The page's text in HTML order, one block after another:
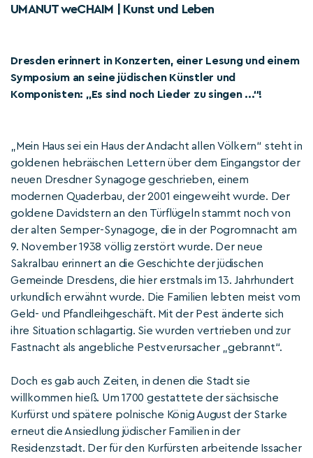
UMANUT weCHAIM | Kunst und Leben
Dresden erinnert in Konzerten, einer Lesung und einem
Symposium an seine jüdischen Künstler und
Komponisten: „Es sind noch Lieder zu singen ...“!
„Mein Haus sei ein Haus der Andacht allen Völkern“ steht in
goldenen hebräischen Lettern über dem Eingangstor der
neuen Dresdner Synagoge geschrieben, einem
modernen Quaderbau, der 2001 eingeweiht wurde. Der
goldene Davidstern an den Türflügeln stammt noch von
der alten Semper-Synagoge, die in der Pogromnacht am
9. November 1938 völlig zerstört wurde. Der neue
Sakralbau erinnert an die Geschichte der jüdischen
Gemeinde Dresdens, die hier erstmals im 13. Jahrhundert
urkundlich erwähnt wurde. Die Familien lebten meist vom
Geld- und Pfandleihgeschäft. Mit der Pest änderte sich
ihre Situation schlagartig. Sie wurden vertrieben und zur
Fastnacht als angebliche Pestverursacher „gebrannt“.
Doch es gab auch Zeiten, in denen die Stadt sie
willkommen hieß. Um 1700 gestattete der sächsische
Kurfürst und spätere polnische König August der Starke
erneut die Ansiedlung jüdischer Familien in der
Residenzstadt. Der für den Kurfürsten arbeitende Issacher